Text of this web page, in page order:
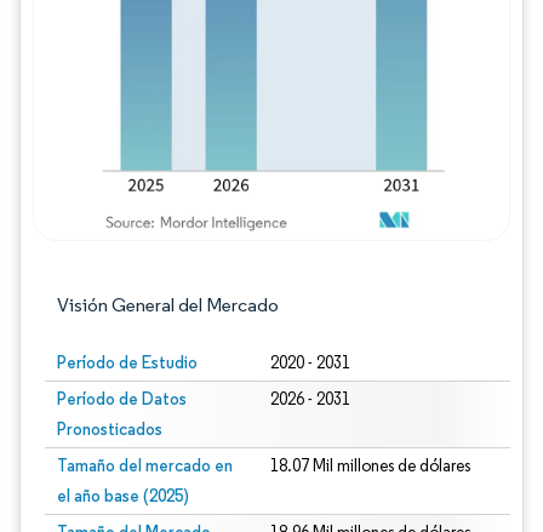
Visión General del Mercado
Período de Estudio 2020 - 2031
Período de Datos
Pronosticados
2026 - 2031
Tamaño del mercado en
el año base (2025)
18.07 Mil millones de dólares